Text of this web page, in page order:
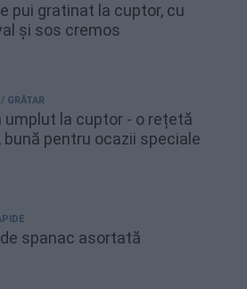
pui gratinat la cuptor, cu
și sos cremos
GRĂTAR
umplut la cuptor - o rețetă
bună pentru ocazii speciale
spanac asortată